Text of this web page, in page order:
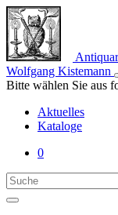
Wolfgang Kistemann
Bitte wählen Sie aus
Aktuelles
Kataloge
0